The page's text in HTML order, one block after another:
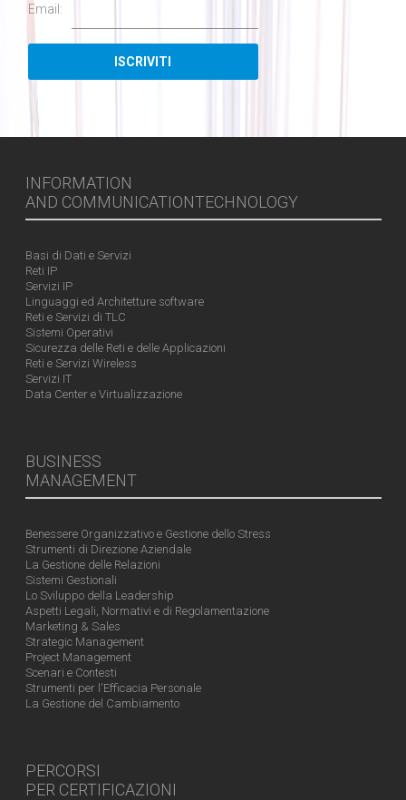
Email:
INFORMATION
AND COMMUNICATIONTECHNOLOGY
Basi di Dati e Servizi
Reti IP
Servizi IP
Linguaggi ed Architetture software
Reti e Servizi di TLC
Sistemi Operativi
Sicurezza delle Reti e delle Applicazioni
Reti e Servizi Wireless
Servizi IT
Data Center e Virtualizzazione
BUSINESS
MANAGEMENT
Benessere Organizzativo e Gestione dello Stress
Strumenti di Direzione Aziendale
La Gestione delle Relazioni
Sistemi Gestionali
Lo Sviluppo della Leadership
Aspetti Legali, Normativi e di Regolamentazione
Marketing & Sales
Strategic Management
Project Management
Scenari e Contesti
Strumenti per l'Efficacia Personale
La Gestione del Cambiamento
PERCORSI
PER CERTIFICAZIONI